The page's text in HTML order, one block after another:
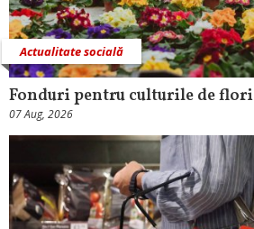
Actualitate socială
Fonduri pentru culturile de flori
07 Aug, 2026